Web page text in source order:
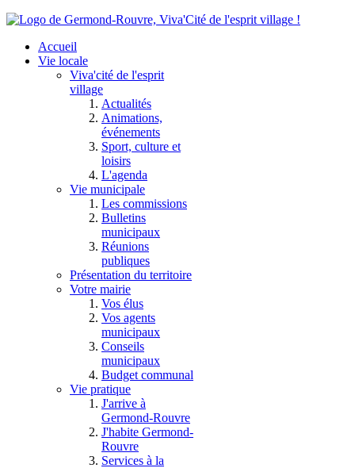
Accueil
Vie locale
Viva'cité de l'esprit
village
Actualités
Animations,
événements
Sport, culture et
loisirs
L'agenda
Vie municipale
Les commissions
Bulletins
municipaux
Réunions
publiques
Présentation du territoire
Votre mairie
Vos élus
Vos agents
municipaux
Conseils
municipaux
Budget communal
Vie pratique
J'arrive à
Germond-Rouvre
J'habite Germond-
Rouvre
Services à la